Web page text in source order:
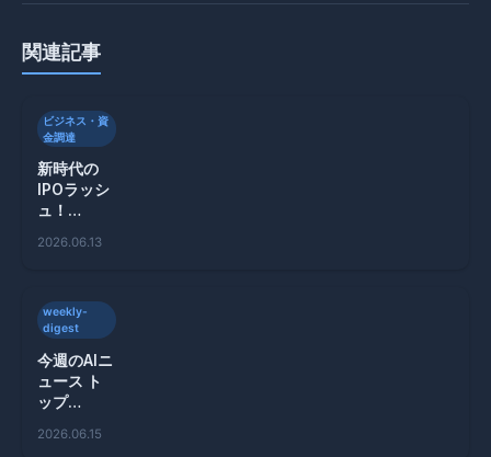
関連記事
ビジネス・資
金調達
新時代の
IPOラッシ
ュ！
企業がテク
2026.06.13
weekly-
digest
今週のAIニ
ュース ト
ップ
年6月9
2026.06.15